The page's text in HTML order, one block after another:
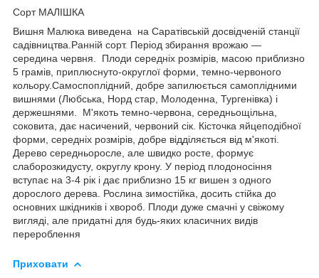
Сорт МАЛІШКА
Вишня Малюка виведена на Саратівській досвідченій станції
садівництва.Ранній сорт. Період збирання врожаю —
середина червня. Плоди середніх розмірів, масою приблизно
5 грамів, приплюснуто-округлої форми, темно-червоного
кольору.Самоспоплідний, добре запилюється самоплідними
вишнями (Любська, Норд стар, Молоденна, Тургенівка) і
держешнями. М'якоть темно-червона, середньощільна,
соковита, дає насичений, червоний сік. Кісточка яйцеподібної
форми, середніх розмірів, добре відділяється від м'якоті.
Дерево середньоросле, але швидко росте, формує
слаборозкидусту, округлу крону. У період плодоносіння
вступає на 3-4 рік і дає приблизно 15 кг вишен з одного
дорослого дерева. Рослина зимостійка, досить стійка до
основних шкідників і хвороб. Плоди дуже смачні у свіжому
вигляді, але придатні для будь-яких класичних видів
перероблення
Приховати